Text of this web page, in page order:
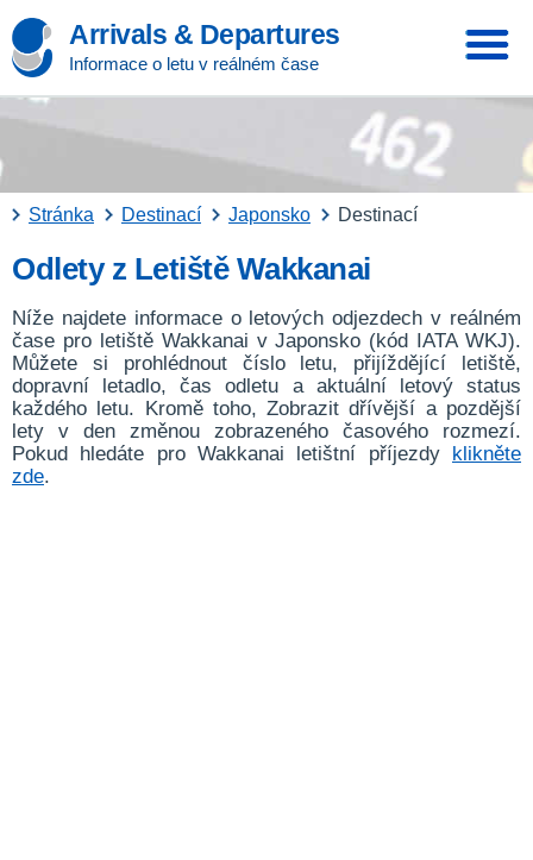
Arrivals & Departures
Informace o letu v reálném čase
Stránka Destinací Japonsko Destinací
Odlety z Letiště Wakkanai
Níže najdete informace o letových odjezdech v reálném
čase pro letiště Wakkanai v Japonsko (kód IATA WKJ).
Můžete si prohlédnout číslo letu, přijíždějící letiště,
dopravní letadlo, čas odletu a aktuální letový status
každého letu. Kromě toho, Zobrazit dřívější a pozdější
lety v den změnou zobrazeného časového rozmezí.
Pokud hledáte pro Wakkanai letištní příjezdy klikněte
zde.